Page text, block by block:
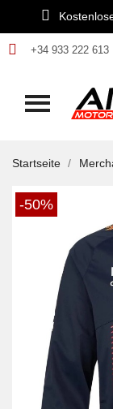
+34 933 222 613
Startseite
-50%